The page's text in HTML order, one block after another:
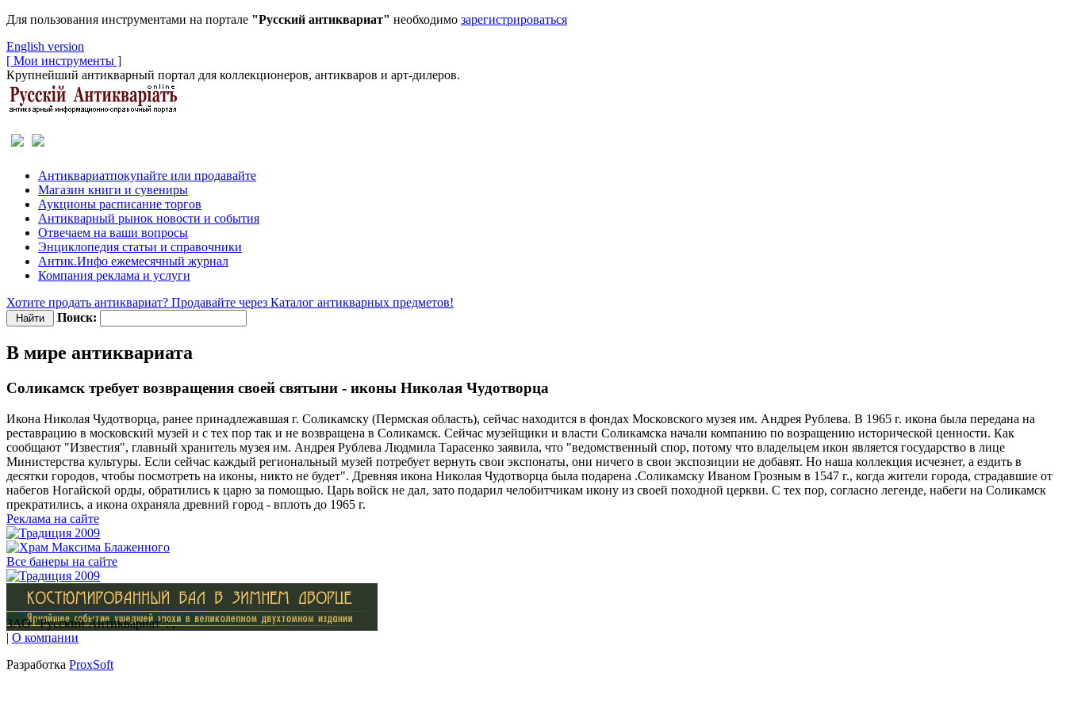
Для пользования инструментами на портале "Русский антиквариат" необходимо зарегистрироваться
English version
[ Мои инструменты ]
Крупнейший антикварный портал для коллекционеров, антикваров и арт-дилеров.
Антиквариатпокупайте или продавайте
Магазин книги и сувениры
Аукционы расписание торгов
Антикварный рынок новости и события
Отвечаем на ваши вопросы
Энциклопедия статьи и справочники
Антик.Инфо ежемесячный журнал
Компания реклама и услуги
Хотите продать антиквариат? Продавайте через Каталог антикварных предметов!
Поиск:
В мире антиквариата
Соликамск требует возвращения своей святыни - иконы Николая Чудотворца
Икона Николая Чудотворца, ранее принадлежавшая г. Соликамску (Пермская область), сейчас находится в фондах Московского музея им. Андрея Рублева. В 1965 г. икона была передана на
реставрацию в московский музей и с тех пор так и не возвращена в Соликамск. Сейчас музейщики и власти Соликамска начали компанию по возращению исторической ценности. Как
сообщают "Известия", главный хранитель музея им. Андрея Рублева Людмила Тарасенко заявила, что "ведомственный спор, потому что владельцем икон является государство в лице
Министерства культуры. Если сейчас каждый региональный музей потребует вернуть свои экспонаты, они ничего в свои экспозиции не добавят. Но наша коллекция исчезнет, а ездить в
десятки городов, чтобы посмотреть на иконы, никто не будет". Древняя икона Николая Чудотворца была подарена .Соликамску Иваном Грозным в 1547 г., когда жители города, страдавшие от
набегов Ногайской орды, обратились к царю за помощью. Царь войск не дал, зато подарил челобитчикам икону из своей походной церкви. С тех пор, согласно легенде, набеги на Соликамск
прекратились, а икона охраняла древний город - вплоть до 1965 г.
Реклама на сайте
Все банеры на сайте
ЗАО "Русский Антиквариат": ,
| О компании
Разработка ProxSoft